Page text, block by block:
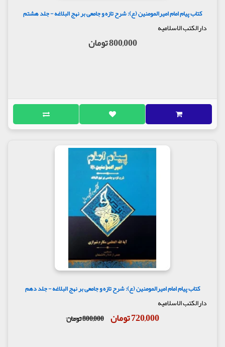
کتاب پیام امام امیرالمومنین (ع): شرح تازه و جامعی بر نهج البلاغه - جلد هشتم
دارالکتب الاسلامیه
800,000 تومان
کتاب پیام امام امیرالمومنین (ع): شرح تازه و جامعی بر نهج البلاغه - جلد دهم
دارالکتب الاسلامیه
720,000 تومان 800,000 تومان